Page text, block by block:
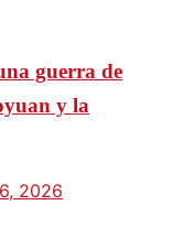
guerra de
y la
2026